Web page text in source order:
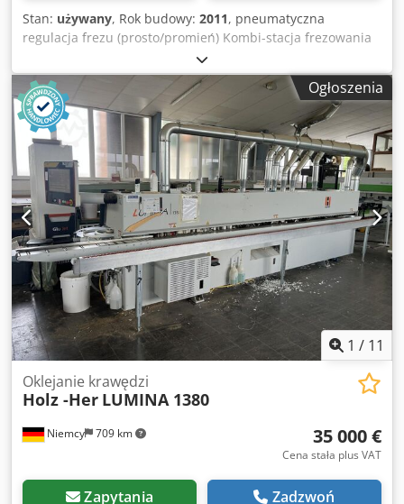
Stan: używany, Rok budowy: 2011, pneumatyczna
regulacja frezu (prosto/promień) Kombi-stacja frezowania
R=2 Frez do zaokrąglania narożników R= 2 do 40 mm Frez
do łączenia do 40 mm Skrobak płaski Skrobak profilowy R =
2 Krótkie elementy sterowanie PLC z panelem dotykowym
Pro Face Nesting Chłodzenie/antystatyczne natryskiwanie -
airtronic Natrysk ochronny na krawędź Riepe wraz ze
zbiornikiem wymiennym Grubość elementu 8 - 60 mm
mechaniczne mocowanie krawędzi Odsysacz: 140 mm
Wymiary: długość z wysięgnikiem: 4984 mm głębokość z
talerzem rolkowym: 1425 mm maks. wysokość: 1618 mm
Wysokość stołu roboczego: 888 mm Waga: 1400 kg Miejsce
składowania: Nattheim Chodsxyiilopfx Ad Noa
Ogłoszenia
1 / 11
Niemcy 709 km
Oklejanie krawędzi
Holz -Her LUMINA 1380
35 000 €
Cena stała plus VAT
Zapytania Zadzwoń